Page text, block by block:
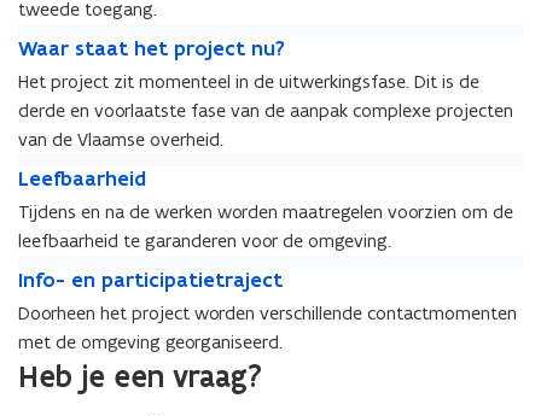
r
j
e
c
t
r
o
j
e
c
t
tweede toegang.
a
a
r
s
a
a
t
e
t
p
r
o
Waar staat het project nu?
W
a
a
r
s
t
a
a
t
h
e
t
p
r
Het project zit momenteel in de uitwerkingsfase. Dit is de
derde en voorlaatste fase van de aanpak complexe projecten
van de Vlaamse overheid.
e
e
f
a
a
r
h
e
Leefbaarheid
L
e
e
f
b
a
r
h
Tijdens en na de werken worden maatregelen voorzien om de
leefbaarheid te garanderen voor de omgeving.
n
f
o
-
e
Info- en participatietraject
I
n
o
-
Doorheen het project worden verschillende contactmomenten
met de omgeving georganiseerd.
Heb je een vraag?